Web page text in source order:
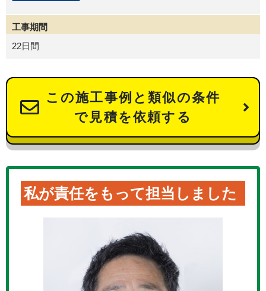
工事期間
22日間
この施工事例と類似の条件
で見積を依頼する
私が責任をもって担当しました